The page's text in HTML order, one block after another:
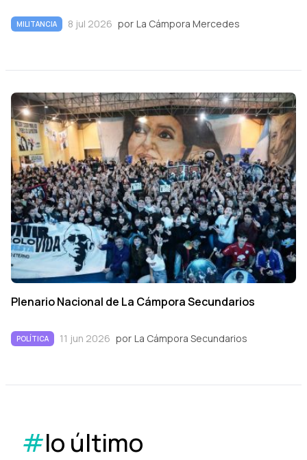
MILITANCIA 8 jul 2026 por La Cámpora Mercedes
Plenario Nacional de La Cámpora Secundarios
POLÍTICA 11 jun 2026 por La Cámpora Secundarios
#lo último